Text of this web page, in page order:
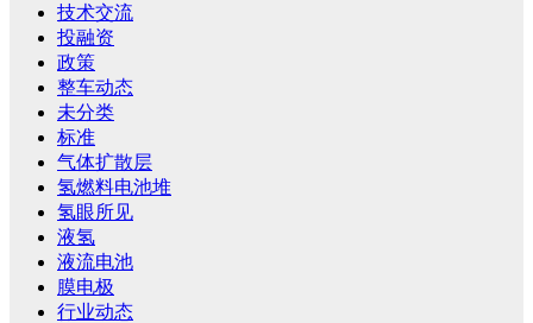
技术交流
投融资
政策
整车动态
未分类
标准
气体扩散层
氢燃料电池堆
氢眼所见
液氢
液流电池
膜电极
行业动态